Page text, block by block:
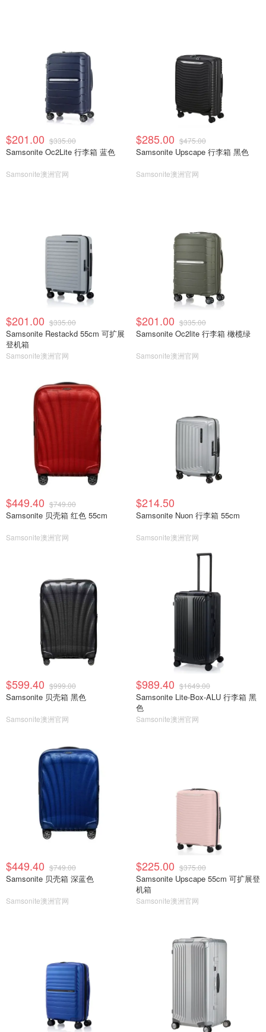
$201.00 $335.00
Samsonite Oc2Lite 行李箱 蓝色
Samsonite澳洲官网
$285.00 $475.00
Samsonite Upscape 行李箱 黑色
Samsonite澳洲官网
$201.00 $335.00
Samsonite Restackd 55cm 可扩展
登机箱
Samsonite澳洲官网
$201.00 $335.00
Samsonite Oc2lite 行李箱 橄榄绿
Samsonite澳洲官网
$449.40 $749.00
Samsonite 贝壳箱 红色 55cm
Samsonite澳洲官网
$214.50
Samsonite Nuon 行李箱 55cm
Samsonite澳洲官网
$599.40 $999.00
Samsonite 贝壳箱 黑色
Samsonite澳洲官网
$989.40 $1649.00
Samsonite Lite-Box-ALU 行李箱 黑
色
Samsonite澳洲官网
$449.40 $749.00
Samsonite 贝壳箱 深蓝色
Samsonite澳洲官网
$225.00 $375.00
Samsonite Upscape 55cm 可扩展登
机箱
Samsonite澳洲官网